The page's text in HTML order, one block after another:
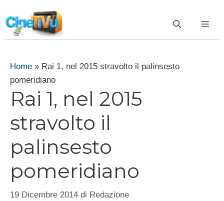
al
contenuto
Home » Rai 1, nel 2015 stravolto il palinsesto
pomeridiano
Rai 1, nel 2015
stravolto il
palinsesto
pomeridiano
19 Dicembre 2014 di Redazione